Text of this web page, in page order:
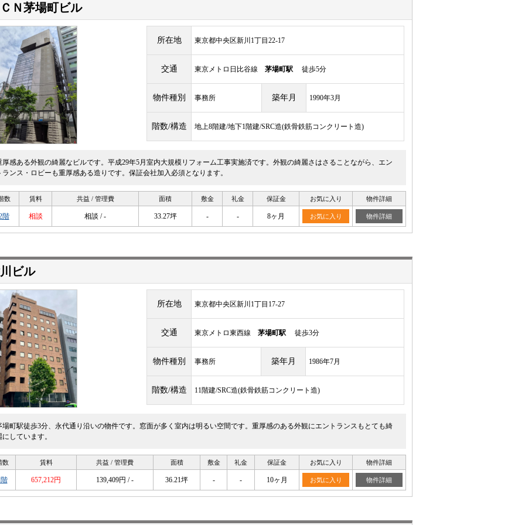
Ｎ茅場町ビル
所在地 東京都中央区新川1丁目22-17
交通 東京メトロ日比谷線 茅場町駅 徒歩5分
物件種別 事務所 築年月 1990年3月
階数/構造 地上8階建/地下1階建/SRC造(鉄骨鉄筋コンクリート造)
厚感ある外観の綺麗なビルです。平成29年5月室内大規模リフォーム工事実施済です。外観の綺麗さはさることながら、エン
ランス・ロビーも重厚感ある造りです。保証会社加入必須となります。
数 賃料 共益 / 管理費 面積 敷金 礼金 保証金 お気に入り 物件詳細
階 相談 相談 / - 33.27坪 - - 8ヶ月 お気に入り 物件詳細
ビル
所在地 東京都中央区新川1丁目17-27
交通 東京メトロ東西線 茅場町駅 徒歩3分
物件種別 事務所 築年月 1986年7月
階数/構造 11階建/SRC造(鉄骨鉄筋コンクリート造)
場町駅徒歩3分、永代通り沿いの物件です。窓面が多く室内は明るい空間です。重厚感のある外観にエントランスもとても綺
にしています。
数 賃料 共益 / 管理費 面積 敷金 礼金 保証金 お気に入り 物件詳細
657,212円 139,409円 / - 36.21坪 - - 10ヶ月 お気に入り 物件詳細